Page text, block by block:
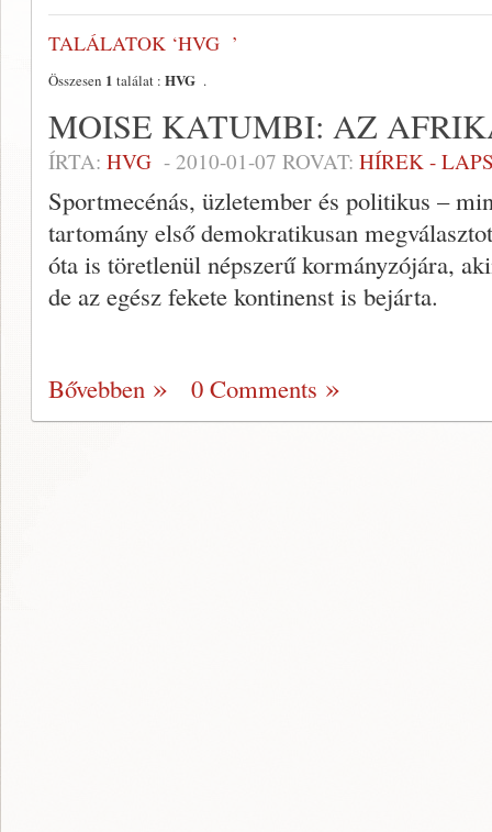
TALÁLATOK ‘HVG ’
Összesen 1 találat : HVG .
MOISE KATUMBI: AZ
ÍRTA: HVG - 2010-01-07 ROVAT: HÍREK -
Sportmecénás, üzletember és politikus –
tartomány első demokratikusan
óta is töretlenül népszerű kormányzójára,
de az egész fekete kontinenst is bejárta.
Bővebben 0 Comments